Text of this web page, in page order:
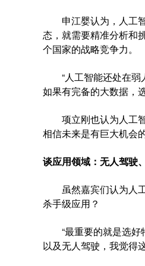
申江婴认为，人工智
态，就需要精准分析和
个国家的战略竞争力。
“人工智能还处在弱人
如果有完备的大数据，
项立刚也认为人工智
相信未来是有巨大机会
谈应用领域：无人驾
虽然嘉宾们认为人工
杀手级应用？
“最重要的就是选好
以及无人驾驶，我觉得